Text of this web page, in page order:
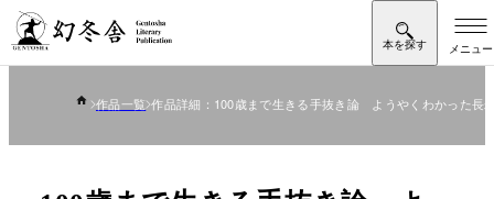
作品一覧 作品詳細：100歳まで生きる手抜き論 ようやくわかった長